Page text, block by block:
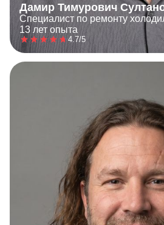
Дамир Тимурович
Специалист по ремонту
13 лет опыта
4.7/5